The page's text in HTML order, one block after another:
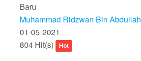
Baru
Muhammad Ridzwan Bin Abdullah
01-05-2021
804 Hit(s)
Hot